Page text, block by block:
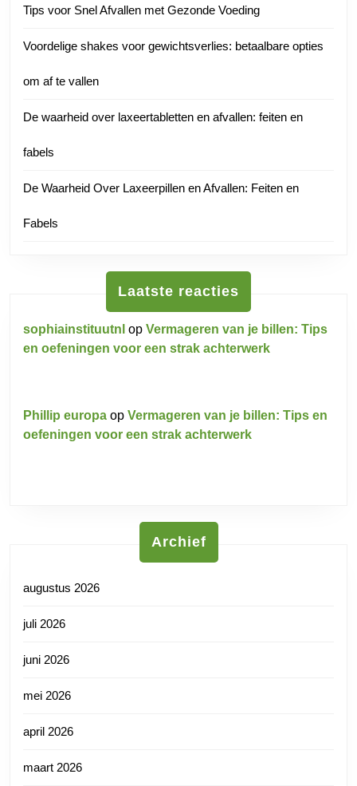
Tips voor Snel Afvallen met Gezonde Voeding
Voordelige shakes voor gewichtsverlies: betaalbare opties
om af te vallen
De waarheid over laxeertabletten en afvallen: feiten en
fabels
De Waarheid Over Laxeerpillen en Afvallen: Feiten en
Fabels
Laatste reacties
sophiainstituutnl op Vermageren van je billen: Tips
en oefeningen voor een strak achterwerk
Phillip europa op Vermageren van je billen: Tips en
oefeningen voor een strak achterwerk
Archief
augustus 2026
juli 2026
juni 2026
mei 2026
april 2026
maart 2026